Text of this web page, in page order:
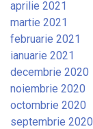
aprilie 2021
martie 2021
februarie 2021
ianuarie 2021
decembrie 2020
noiembrie 2020
octombrie 2020
septembrie 2020